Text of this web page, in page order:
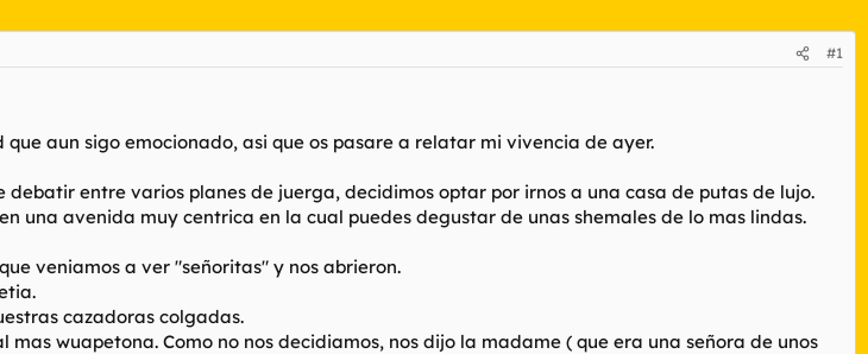
#1
aun sigo emocionado, asi que os pasare a relatar mi vivencia de ayer.
entre varios planes de juerga, decidimos optar por irnos a una casa de putas de lujo.
una avenida muy centrica en la cual puedes degustar de unas shemales de lo mas lindas.
veniamos a ver "señoritas" y nos abrieron.
cazadoras colgadas.
wuapetona. Como no nos decidiamos, nos dijo la madame ( que era una señora de unos